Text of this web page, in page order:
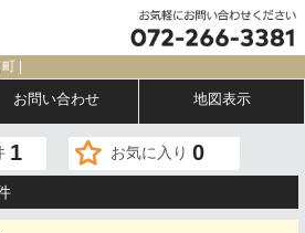
|
お問い合わせ 地図表示
1 お気に入り 0